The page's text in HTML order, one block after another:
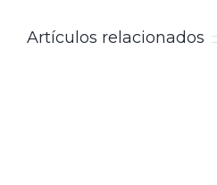
Artículos relacionados